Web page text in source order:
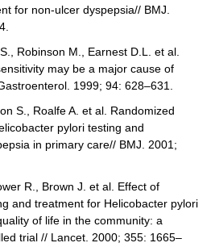
for non-ulcer dyspepsia// BMJ.
Robinson M., Earnest D.L. et al.
may be a major cause of
1999; 94: 628–631.
S., Roalfe A. et al. Randomized
pylori testing and
in primary care// BMJ. 2001;
R., Brown J. et al. Effect of
and treatment for Helicobacter pylori
of life in the community: a
trial // Lancet. 2000; 355: 1665–